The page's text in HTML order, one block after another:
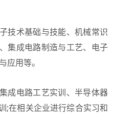
技术基础与技能、机械常识
集成电路制造与工艺、电子
应用等。
电路工艺实训、半导体器
;在相关企业进行综合实习和